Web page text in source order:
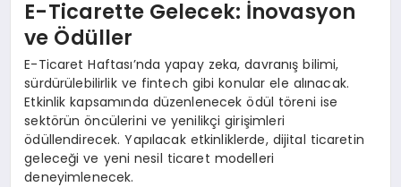
E-Ticarette Gelecek: İnovasyon
ve Ödüller
E-Ticaret Haftası’nda yapay zeka, davranış bilimi,
sürdürülebilirlik ve fintech gibi konular ele alınacak.
Etkinlik kapsamında düzenlenecek ödül töreni ise
sektörün öncülerini ve yenilikçi girişimleri
ödüllendirecek. Yapılacak etkinliklerde, dijital ticaretin
geleceği ve yeni nesil ticaret modelleri
deneyimlenecek.